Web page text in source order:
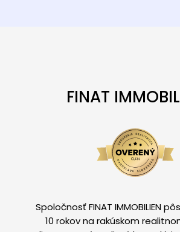
FINAT
Spoločnosť FINAT IMMOBILIEN
10 rokov na rakúskom